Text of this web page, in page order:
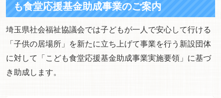
も食堂応援基金助成事業のご案内
埼玉県社会福祉協議会では子どもが一人で安心して行ける
「子供の居場所」を新たに立ち上げて事業を行う新設団体
に対して「こども食堂応援基金助成事業実施要領」に基づ
き助成します。